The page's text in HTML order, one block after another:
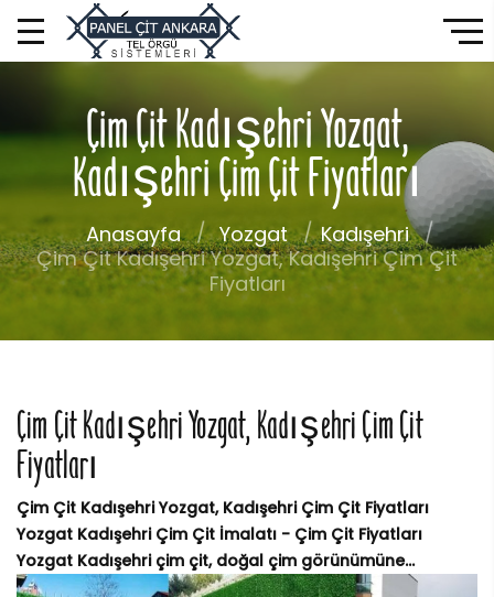
Çim Çit Kadışehri Yozgat,
Kadışehri Çim Çit Fiyatları
Anasayfa Yozgat
Kadışehri
Çim Çit Kadışehri Yozgat, Kadışehri Çim Çit
Fiyatları
Çim Çit Kadışehri Yozgat, Kadışehri Çim Çit
Fiyatları
Çim Çit Kadışehri Yozgat, Kadışehri Çim Çit Fiyatları
Yozgat Kadışehri Çim Çit İmalatı - Çim Çit Fiyatları
Yozgat Kadışehri çim çit, doğal çim görünümüne...